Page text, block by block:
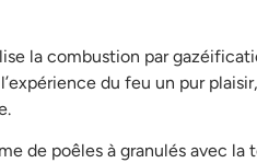
la combustion par
du feu un pur
de poêles à granulés avec